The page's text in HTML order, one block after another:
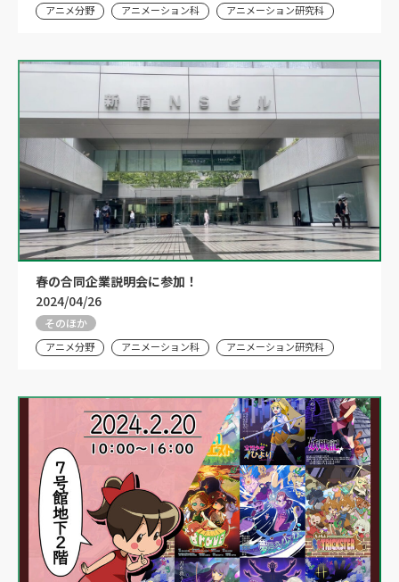
アニメ分野 アニメーション科 アニメーション研究科
春の合同企業説明会に参加！
2024/04/26
そのほか
アニメ分野 アニメーション科 アニメーション研究科